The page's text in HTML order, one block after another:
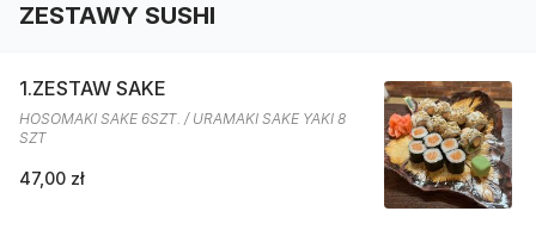
ZESTAWY SUSHI
1.ZESTAW SAKE
HOSOMAKI SAKE 6SZT. / URAMAKI SAKE YAKI 8
SZT
47,00 zł